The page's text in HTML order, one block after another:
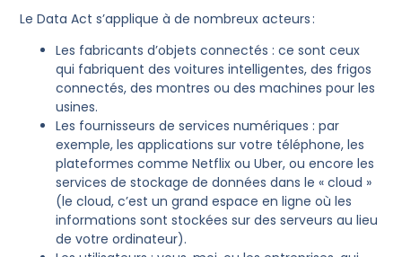
Le Data Act s’applique à de nombreux acteurs :
Les fabricants d’objets connectés : ce sont ceux
qui fabriquent des voitures intelligentes, des frigos
connectés, des montres ou des machines pour les
usines.
Les fournisseurs de services numériques : par
exemple, les applications sur votre téléphone, les
plateformes comme Netflix ou Uber, ou encore les
services de stockage de données dans le « cloud »
(le cloud, c’est un grand espace en ligne où les
informations sont stockées sur des serveurs au lieu
de votre ordinateur).